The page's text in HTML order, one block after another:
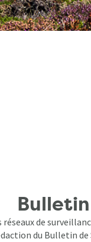
de
du Bulletin de